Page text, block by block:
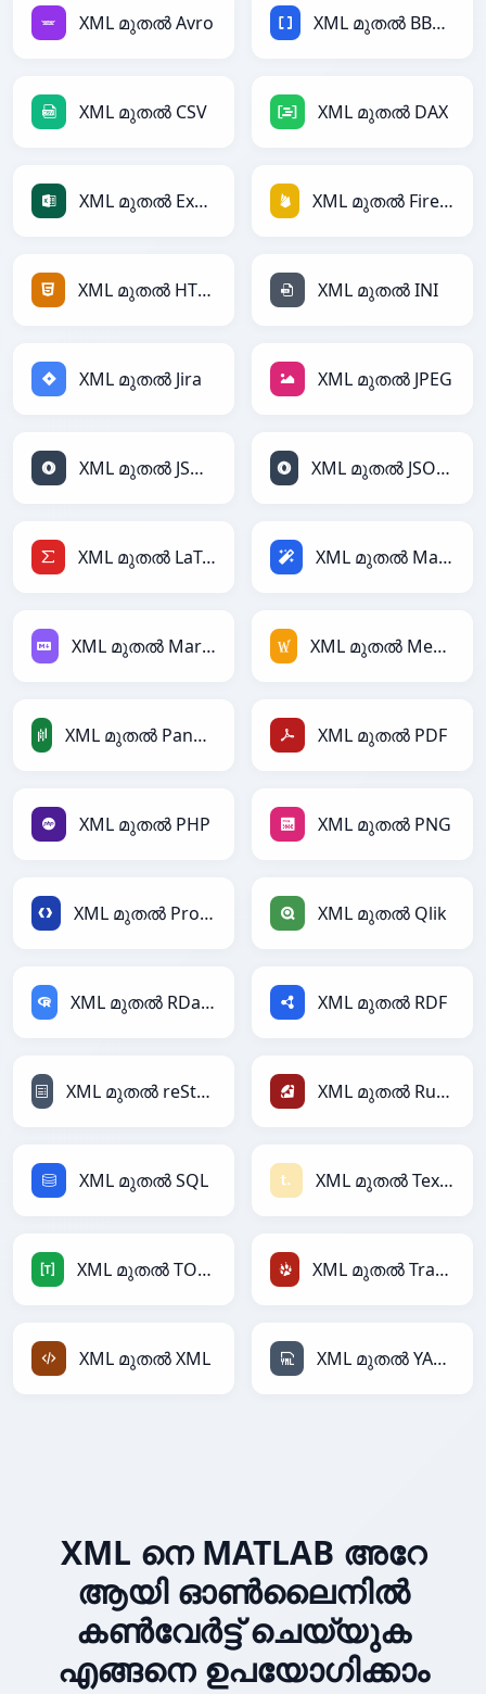
XML മുതൽ Avro XML മുതൽ BBCode
XML മുതൽ CSV XML മുതൽ DAX
XML മുതൽ Excel XML മുതൽ Firebase
XML മുതൽ HTML XML മുതൽ INI
XML മുതൽ Jira XML മുതൽ JPEG
XML മുതൽ JSON XML മുതൽ JSONLines
XML മുതൽ LaTeX XML മുതൽ Magic
XML മുതൽ Markdown XML മുതൽ MediaWiki
XML മുതൽ PandasDataFrame XML മുതൽ PDF
XML മുതൽ PHP XML മുതൽ PNG
XML മുതൽ Protobuf XML മുതൽ Qlik
XML മുതൽ RDataFrame XML മുതൽ RDF
XML മുതൽ reStructuredText XML മുതൽ Ruby
XML മുതൽ SQL XML മുതൽ Textile
XML മുതൽ TOML XML മുതൽ TracWiki
XML മുതൽ XML XML മുതൽ YAML
XML നെ MATLAB അറേ
ആയി ഓൺലൈനിൽ
കൺവേർട്ട് ചെയ്യുക
എങ്ങനെ ഉപയോഗിക്കാം